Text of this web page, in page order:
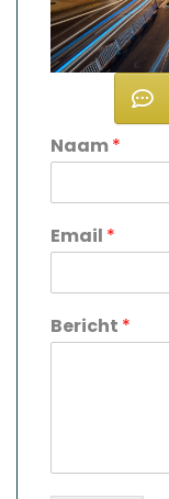
Naam*
Email *
Bericht *